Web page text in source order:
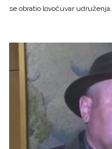
se obratio lovočuvar udruženja.